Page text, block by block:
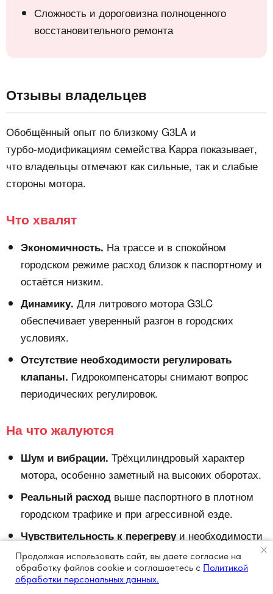
Сложность и дороговизна полноценного
восстановительного ремонта
Отзывы владельцев
Обобщённый опыт по близкому G3LA и
турбо‑модификациям семейства Kappa показывает,
что владельцы отмечают как сильные, так и слабые
стороны мотора.
Что хвалят
Экономичность. На трассе и в спокойном
городском режиме расход близок к паспортному и
остаётся низким.
Динамику. Для литрового мотора G3LC
обеспечивает уверенный разгон в городских
условиях.
Отсутствие необходимости регулировать
клапаны. Гидрокомпенсаторы снимают вопрос
периодических регулировок.
На что жалуются
Шум и вибрации. Трёхцилиндровый характер
мотора, особенно заметный на высоких оборотах.
Реальный расход выше паспортного в плотном
городском трафике и при агрессивной езде.
Чувствительность к перегревуи необходимости
следить за чистотой радиатора.
Износ цепи ГРМпри интенсивной эксплуатации.
Продолжая использовать сайт, вы даете согласие на
обработку файлов cookie и соглашаетесь с Политикой
обработки персональных данных.